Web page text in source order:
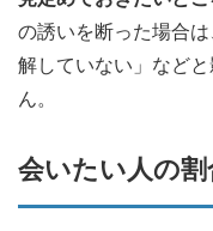
の誘いを断った場合
解していない」など
ん。
会いたい人の